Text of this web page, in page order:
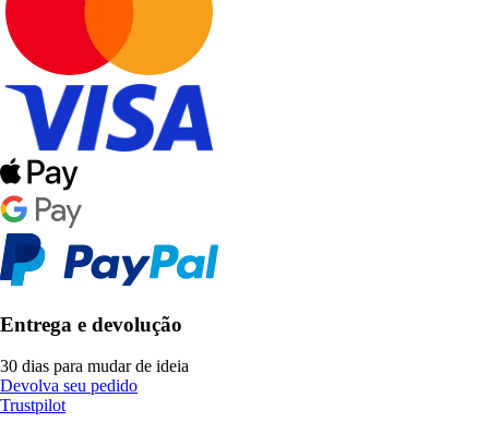
Entrega e devolução
30 dias para mudar de ideia
Devolva seu pedido
Trustpilot